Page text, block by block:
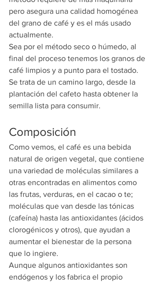
pero asegura una calidad homogénea
del grano de café y es el más usado
actualmente.
Sea por el método seco o húmedo, al
final del proceso tenemos los granos de
café limpios y a punto para el tostado.
Se trata de un camino largo, desde la
plantación del cafeto hasta obtener la
semilla lista para consumir.
Composición
Como vemos, el café es una bebida
natural de origen vegetal, que contiene
una variedad de moléculas similares a
otras encontradas en alimentos como
las frutas, verduras, en el cacao o te;
moléculas que van desde las tónicas
(cafeína) hasta las antioxidantes (ácidos
clorogénicos y otros), que ayudan a
aumentar el bienestar de la persona
que lo ingiere.
Aunque algunos antioxidantes son
endógenos y los fabrica el propio